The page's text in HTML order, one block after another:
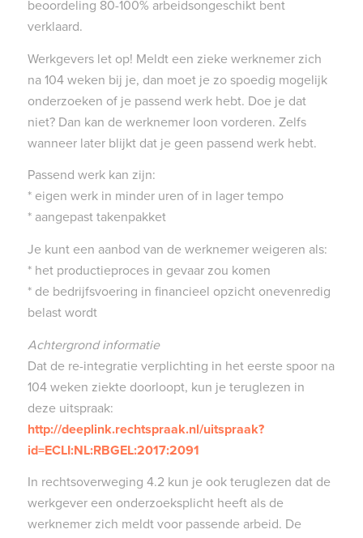
beoordeling 80-100% arbeidsongeschikt bent
verklaard.
Werkgevers let op! Meldt een zieke werknemer zich
na 104 weken bij je, dan moet je zo spoedig mogelijk
onderzoeken of je passend werk hebt. Doe je dat
niet? Dan kan de werknemer loon vorderen. Zelfs
wanneer later blijkt dat je geen passend werk hebt.
Passend werk kan zijn:
* eigen werk in minder uren of in lager tempo
* aangepast takenpakket
Je kunt een aanbod van de werknemer weigeren als:
* het productieproces in gevaar zou komen
* de bedrijfsvoering in financieel opzicht onevenredig
belast wordt
Achtergrond informatie
Dat de re-integratie verplichting in het eerste spoor na
104 weken ziekte doorloopt, kun je teruglezen in
deze uitspraak:
http://deeplink.rechtspraak.nl/uitspraak?
id=ECLI:NL:RBGEL:2017:2091
In rechtsoverweging 4.2 kun je ook teruglezen dat de
werkgever een onderzoeksplicht heeft als de
werknemer zich meldt voor passende arbeid. De